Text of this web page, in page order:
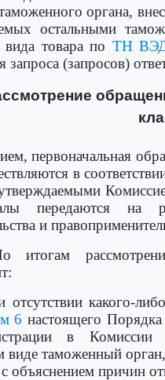
органа,
остальными
вида товара по ТН
запроса (запросов)
первоначальная
в
передаются на
и
итогам
отсутствии какого-
6 настоящего
в Комиссии
виде таможенный
объяснением причин